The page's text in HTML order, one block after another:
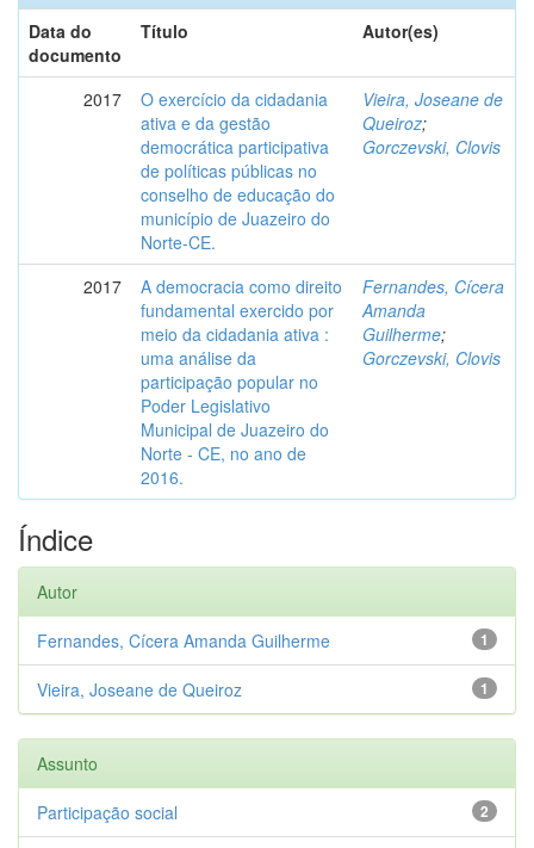
Data do
documento
Título Autor(es)
2017
O exercício da cidadania
ativa e da gestão
democrática participativa
de políticas públicas no
conselho de educação do
município de Juazeiro do
Norte-CE.
Vieira, Joseane de
Queiroz;
Gorczevski, Clovis
2017
A democracia como direito
fundamental exercido por
meio da cidadania ativa :
uma análise da
participação popular no
Poder Legislativo
Municipal de Juazeiro do
Norte - CE, no ano de
2016.
Fernandes, Cícera
Amanda
Guilherme;
Gorczevski, Clovis
Índice
Autor
1
Fernandes, Cícera Amanda Guilherme
1
Vieira, Joseane de Queiroz
Assunto
2
Participação social